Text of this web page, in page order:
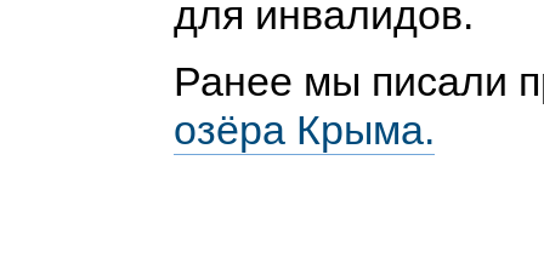
для инвалидов.
Ранее мы писали
озёра Крыма.